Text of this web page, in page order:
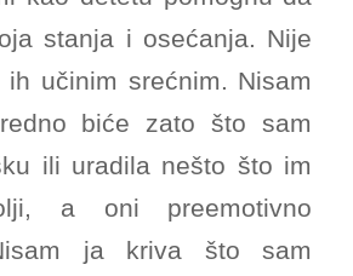
stanja i osećanja. Nije
učinim srećnim. Nisam
biće zato što sam
ili uradila nešto što im
a oni preemotivno
ja kriva što sam